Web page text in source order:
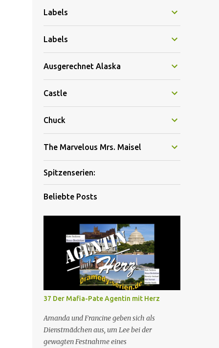
Labels
Labels
Ausgerechnet Alaska
Castle
Chuck
The Marvelous Mrs. Maisel
Spitzenserien:
Beliebte Posts
37 Der Mafia-Pate Agentin mit Herz
Amanda und Francine geben sich als
Dienstmädchen aus, um Lee bei der
gewagten Festnahme eines